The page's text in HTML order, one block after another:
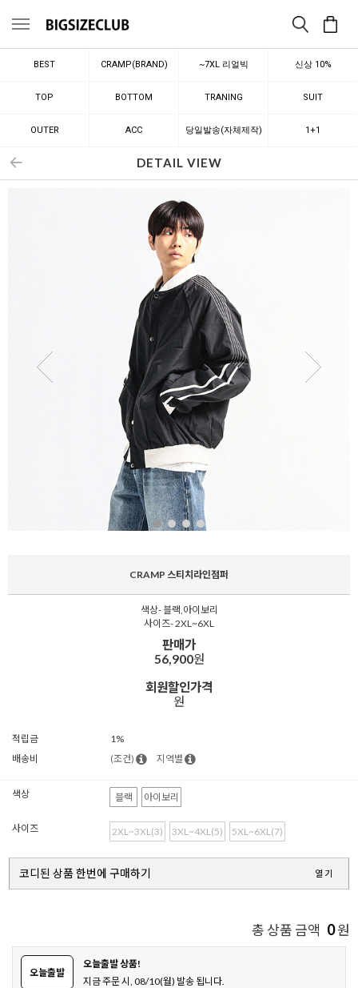
메뉴
BEST CRAMP(BRAND) ~7XL 리얼빅 신상 10%
TOP BOTTOM TRANING SUIT
OUTER ACC 당일발송(자체제작) 1+1
DETAIL VIEW
CRAMP 스티치라인점퍼
색상- 블랙,아이보리
사이즈- 2XL~6XL
판매가
56,900원
회원할인가격
원
적립금
1%
배송비
(조건) 지역별
색상 블랙 아이보리
사이즈 2XL~3XL(3) 3XL~4XL(5) 5XL~6XL(7)
코디된 상품 한번에 구매하기 열기
총 상품 금액 0원
오늘출발
오늘출발 상품!
지금 주문 시, 08/10(월) 발송 됩니다.